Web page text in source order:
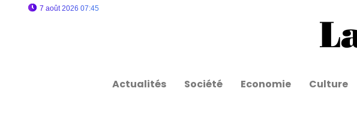
7 août 2026 07:45
Actualités Société Economie Culture